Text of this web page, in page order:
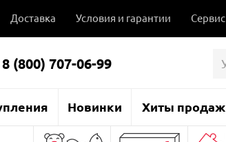
Доставка Условия и гарантии Сервис
8 (800) 707-06-99
Новинки Хиты продаж